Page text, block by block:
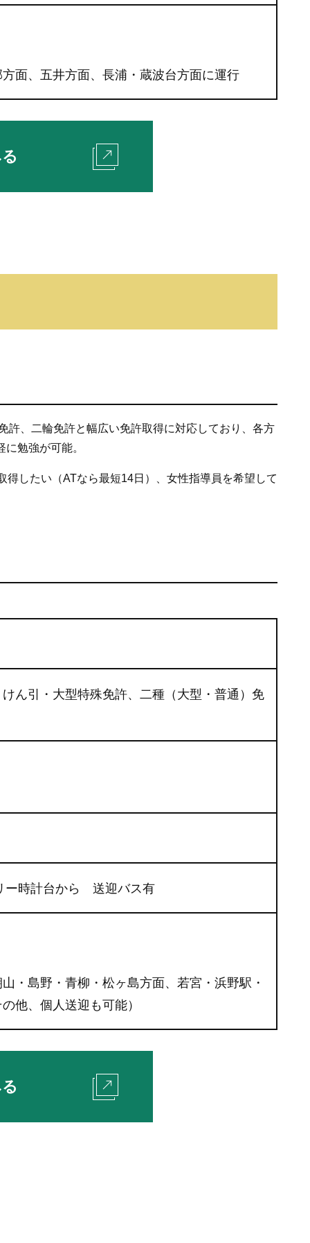
面、五井方面、長浦・蔵波台方面に運行
許、二輪免許と幅広い免許取得に対応しており、各方
勉強が可能。
したい（ATなら最短14日）、女性指導員を希望して
ん引・大型特殊免許、二種（大型・普通）免
ー時計台から 送迎バス有
・島野・青柳・松ヶ島方面、若宮・浜野駅・
他、個人送迎も可能）